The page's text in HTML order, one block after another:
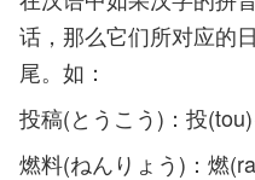
话，那么它们所对应的
尾。如：
投稿(とうこう)：投
燃料(ねんりょう)：燃